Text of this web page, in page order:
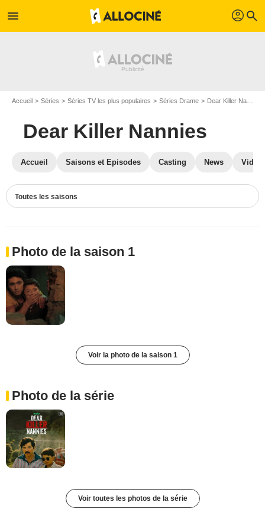
menu profil search
Accueil Séries Séries TV les plus populaires Séries Drame Dear Killer Nannies
Dear Killer Nannies
Accueil Saisons et Episodes Casting News
Toutes les saisons
Photo de la saison 1
Voir la photo de la saison 1
Photo de la série
Voir toutes les photos de la série